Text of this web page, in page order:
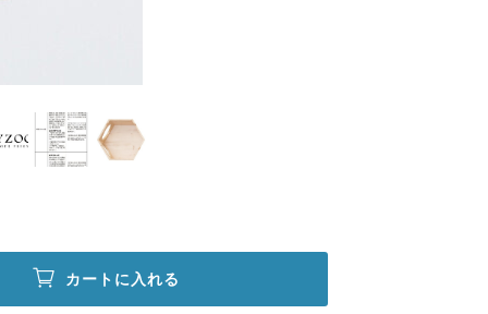
カートに入れる